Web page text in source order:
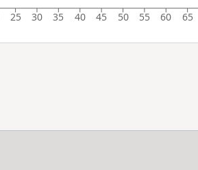
25 30 35 40 45 50 55 60 65